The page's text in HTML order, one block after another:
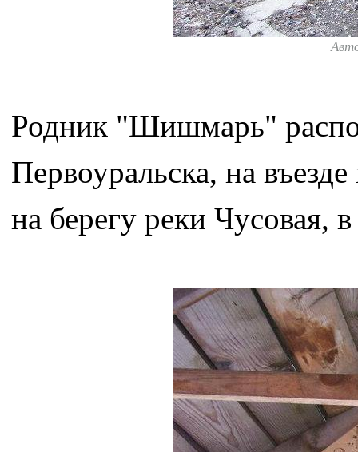
Родник "Шишмарь"
Первоуральска, на
на берегу реки Чусовая,